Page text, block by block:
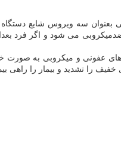
سه ویروس شایع
می شود و اگر فرد بعدا
های عفونی و میکروبی به
را تشدید و بیمار را